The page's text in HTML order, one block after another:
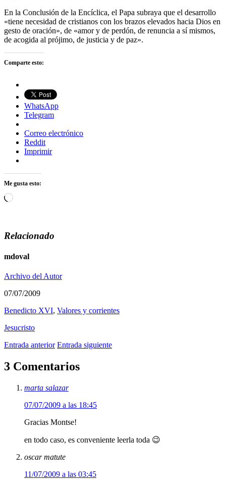
En la Conclusión de la Encíclica, el Papa subraya que el desarrollo
«tiene necesidad de cristianos con los brazos elevados hacia Dios en
gesto de oración», de «amor y de perdón, de renuncia a sí mismos,
de acogida al prójimo, de justicia y de paz».
Comparte esto:
WhatsApp
Telegram
Correo electrónico
Reddit
Imprimir
Me gusta esto:
Cargando...
Relacionado
mdoval
Archivo del Autor
07/07/2009
Benedicto XVI, Valores y corrientes
Jesucristo
Entrada anterior Entrada siguiente
3 Comentarios
marta salazar
07/07/2009 a las 18:45
Gracias Montse!
en todo caso, es conveniente leerla toda 😉
oscar matute
11/07/2009 a las 03:45